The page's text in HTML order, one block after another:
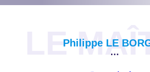
LEPhilippe LE
…